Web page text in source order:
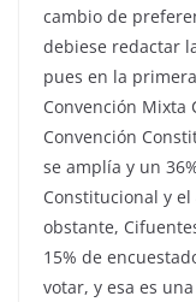
cambio de
debiese redactar
pues en la
Convención Mixta
Convención
se amplía y un
Constitucional y el
obstante,
15% de
votar, y esa es